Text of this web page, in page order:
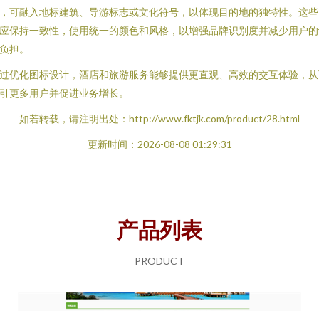
可融入地标建筑、导游标志或文化符号，以体现目的地的独特性。这
保持一致性，使用统一的颜色和风格，以增强品牌识别度并减少用户
担。
优化图标设计，酒店和旅游服务能够提供更直观、高效的交互体验，
更多用户并促进业务增长。
如若转载，请注明出处：http://www.fktjk.com/product/28.html
更新时间：2026-08-08 01:29:31
产品列表
PRODUCT